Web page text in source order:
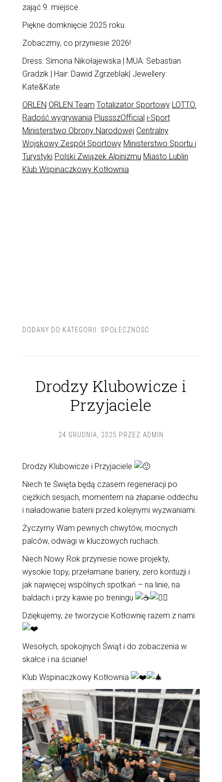
zająć 9. miejsce.
Piękne domknięcie 2025 roku.
Zobaczmy, co przyniesie 2026!
Dress: Simona Nikołajewska | MUA: Sebastian
Gradzik | Hair: Dawid Zgrzeblak| Jewellery:
Kate&Kate
ORLEN ORLEN Team Totalizator Sportowy LOTTO.
Radość wygrywania PlussszOfficial i-Sport
Ministerstwo Obrony Narodowej Centralny
Wojskowy Zespół Sportowy Ministerstwo Sportu i
Turystyki Polski Związek Alpinizmu Miasto Lublin
Klub Wspinaczkowy Kotłownia
DODANY DO KATEGORII: SPOŁECZNOŚĆ
Drodzy Klubowicze i
Przyjaciele
24 GRUDNIA, 2025 PRZEZ ADMIN
Drodzy Klubowicze i Przyjaciele
Niech te Święta będą czasem regeneracji po
ciężkich sesjach, momentem na złapanie oddechu
i naładowanie baterii przed kolejnymi wyzwaniami.
Życzymy Wam pewnych chwytów, mocnych
palców, odwagi w kluczowych ruchach.
Niech Nowy Rok przyniesie nowe projekty,
wysokie topy, przełamane bariery, zero kontuzji i
jak najwięcej wspólnych spotkań – na linie, na
baldach i przy kawie po treningu
Dziękujemy, że tworzycie Kotłownię razem z nami
Wesołych, spokojnych Świąt i do zobaczenia w
skałce i na ścianie!
Klub Wspinaczkowy Kotłownia